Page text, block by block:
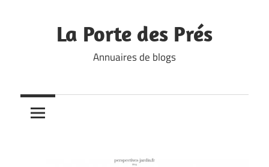
La Porte des Prés
Annuaires de blogs